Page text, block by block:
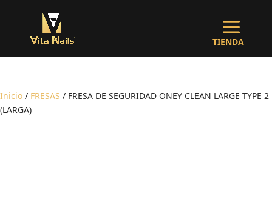
Inicio / FRESAS / FRESA DE SEGURIDAD ONEY CLEAN LARGE TYPE 2
(LARGA)